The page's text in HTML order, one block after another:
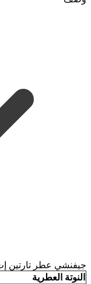
جيفنشي عطر تارتين إت
النوتة العطرية